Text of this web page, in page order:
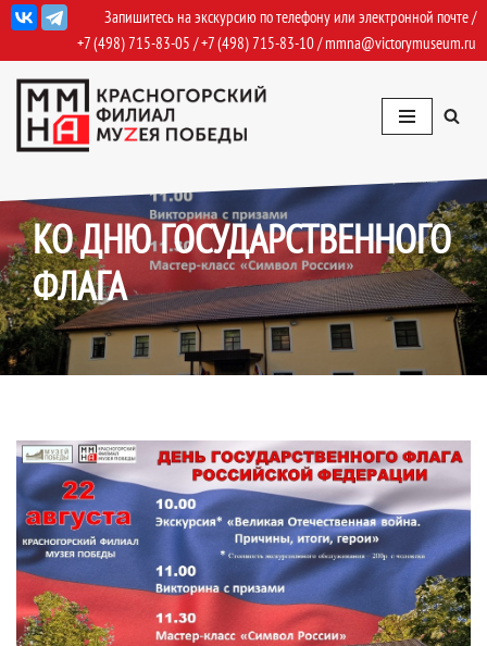
Перейти
к
содержимому
Запишитесь на экскурсию по телефону или электронной почте /
+7 (498) 715-83-05 /+7 (498) 715-83-10/mmna@victorymuseum.ru
КО ДНЮ ГОСУДАРСТВЕННОГО
ФЛАГА